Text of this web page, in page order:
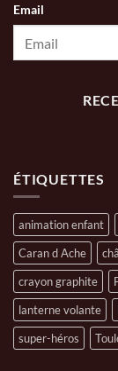
Email
ÉTIQUETTES
animation enfant
Caran d Ache
crayon graphite
lanterne volante
super-héros